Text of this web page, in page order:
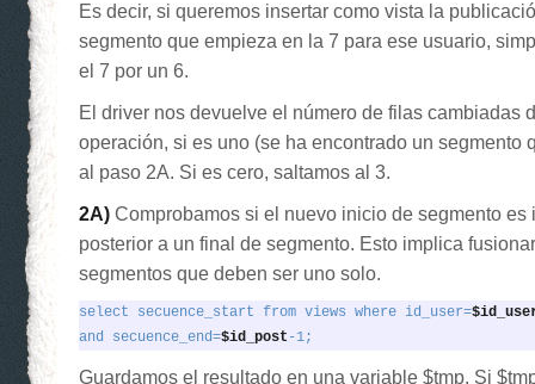
Es decir, si queremos insertar como vista la
segmento que empieza en la 7 para ese usuario,
el 7 por un 6.
El driver nos devuelve el número de filas cambiadas
operación, si es uno (se ha encontrado un segmento
al paso 2A. Si es cero, saltamos al 3.
2A) Comprobamos si el nuevo inicio de segmento es
posterior a un final de segmento. Esto implica
segmentos que deben ser uno solo.
select secuence_start from views where id_user=
and secuence_end=$id_post -1;
Guardamos el resultado en una variable $tmp. Si